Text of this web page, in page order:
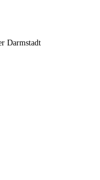
Darmstadt